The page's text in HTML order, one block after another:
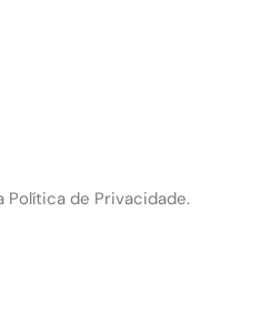
de Privacidade.